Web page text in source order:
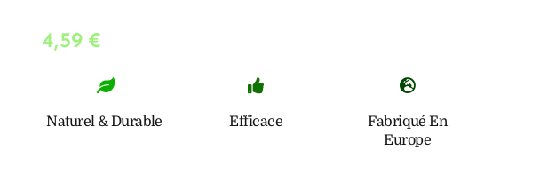
4,59 €
Naturel & Durable Efficace
Fabriqué En
Europe